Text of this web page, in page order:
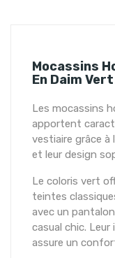
Mocassins
En Daim Vert
Les mocassins
apportent
vestiaire grâce
et leur design
Le coloris vert
teintes
avec un
casual chic.
assure un